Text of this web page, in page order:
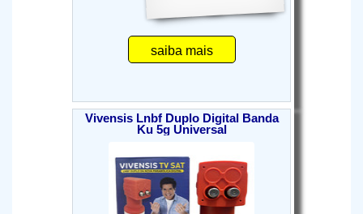
saiba mais
Vivensis Lnbf Duplo Digital Banda
Ku 5g Universal